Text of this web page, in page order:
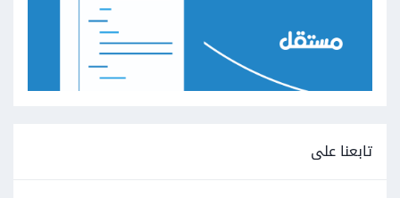
تابعنا على